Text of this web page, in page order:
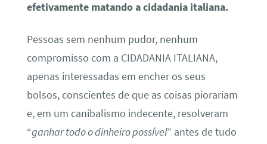
efetivamente matando a cidadania italiana.
Pessoas sem nenhum pudor, nenhum
compromisso com a CIDADANIA ITALIANA,
apenas interessadas em encher os seus
bolsos, conscientes de que as coisas piorariam
e, em um canibalismo indecente, resolveram
“ganhar todo o dinheiro possível” antes de tudo